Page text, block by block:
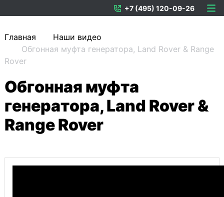
+7 (495) 120-09-26
Главная
Наши видео
Обгонная муфта генератора, Land Rover & Range
Rover
Обгонная муфта
генератора, Land Rover &
Range Rover